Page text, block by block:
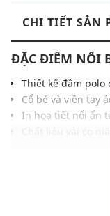
CHI TIẾT SẢN
ĐẶC ĐIỂM NỔI
Thiết kế đầm polo
Cổ bẻ và viền tay
In họa tiết nổi ẩn
Đường may tỉ mỉ,
Màu sắc dễ phối